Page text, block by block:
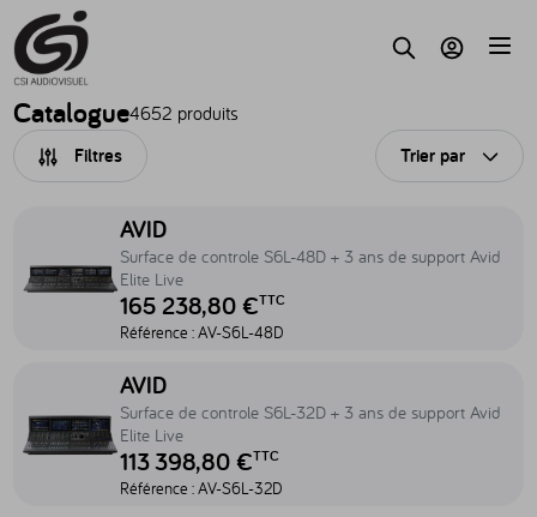
Accèder au contenu RechercheMon compte
Catalogue4652 produits
Filtres Trier par
Accéder au produit Surface de controle S6L-48D + 3 ans de
AVID
Surface de controle S6L-48D + 3 ans de support Avid
Elite Live
165 238,80 €TTC
Référence :AV-S6L-48D
Accéder au produit Surface de controle S6L-32D + 3 ans de
AVID
Surface de controle S6L-32D + 3 ans de support Avid
Elite Live
113 398,80 €TTC
Référence :AV-S6L-32D